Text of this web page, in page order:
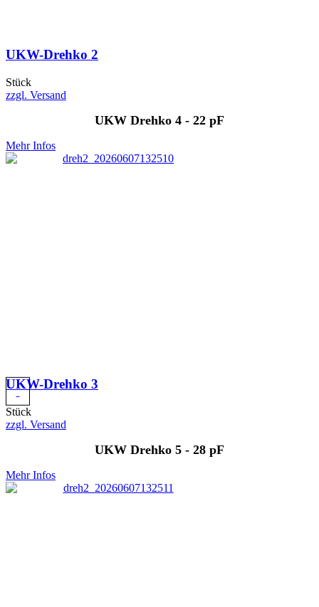
UKW-Drehko 2
Stück
zzgl. Versand
UKW Drehko 4 - 22 pF
Mehr Infos
UKW-Drehko 3
Stück
zzgl. Versand
UKW Drehko 5 - 28 pF
Mehr Infos